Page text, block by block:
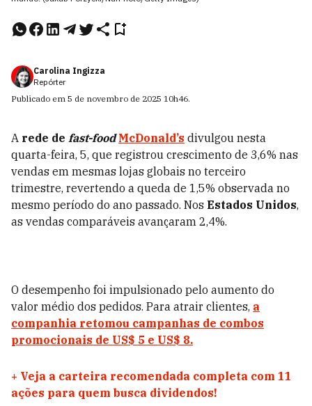
Carolina Ingizza
Repórter
Publicado em 5 de novembro de 2025 10h46.
A rede de fast-food McDonald’s divulgou nesta
quarta-feira, 5, que registrou crescimento de 3,6% nas
vendas em mesmas lojas globais no terceiro
trimestre, revertendo a queda de 1,5% observada no
mesmo período do ano passado. Nos Estados Unidos,
as vendas comparáveis avançaram 2,4%.
O desempenho foi impulsionado pelo aumento do
valor médio dos pedidos. Para atrair clientes, a
companhia retomou campanhas de combos
promocionais de US$ 5 e US$ 8.
+ Veja a carteira recomendada completa com 11
ações para quem busca dividendos!